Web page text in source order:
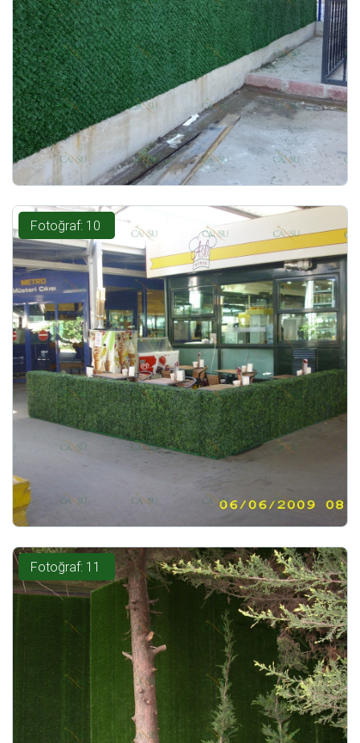
Fotoğraf: 10
Fotoğraf: 11